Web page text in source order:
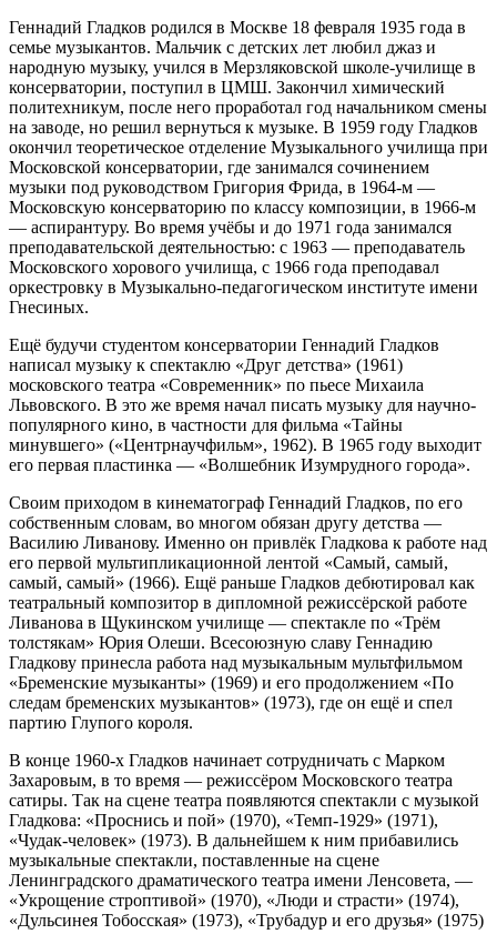
Геннадий Гладков родился в Москве 18 февраля 1935 года в
семье музыкантов. Мальчик с детских лет любил джаз и
народную музыку, учился в Мерзляковской школе-училище в
консерватории, поступил в ЦМШ. Закончил химический
политехникум, после него проработал год начальником смены
на заводе, но решил вернуться к музыке. В 1959 году Гладков
окончил теоретическое отделение Музыкального училища при
Московской консерватории, где занимался сочинением
музыки под руководством Григория Фрида, в 1964-м —
Московскую консерваторию по классу композиции, в 1966-м
— аспирантуру. Во время учёбы и до 1971 года занимался
преподавательской деятельностью: c 1963 — преподаватель
Московского хорового училища, c 1966 года преподавал
оркестровку в Музыкально-педагогическом институте имени
Гнесиных.
Ещё будучи студентом консерватории Геннадий Гладков
написал музыку к спектаклю «Друг детства» (1961)
московского театра «Современник» по пьесе Михаила
Львовского. В это же время начал писать музыку для научно-
популярного кино, в частности для фильма «Тайны
минувшего» («Центрнаучфильм», 1962). В 1965 году выходит
его первая пластинка — «Волшебник Изумрудного города».
Своим приходом в кинематограф Геннадий Гладков, по его
собственным словам, во многом обязан другу детства —
Василию Ливанову. Именно он привлёк Гладкова к работе над
его первой мультипликационной лентой «Самый, самый,
самый, самый» (1966). Ещё раньше Гладков дебютировал как
театральный композитор в дипломной режиссёрской работе
Ливанова в Щукинском училище — спектакле по «Трём
толстякам» Юрия Олеши. Всесоюзную славу Геннадию
Гладкову принесла работа над музыкальным мультфильмом
«Бременские музыканты» (1969) и его продолжением «По
следам бременских музыкантов» (1973), где он ещё и спел
партию Глупого короля.
В конце 1960-х Гладков начинает сотрудничать с Марком
Захаровым, в то время — режиссёром Московского театра
сатиры. Так на сцене театра появляются спектакли с музыкой
Гладкова: «Проснись и пой» (1970), «Темп-1929» (1971),
«Чудак-человек» (1973). В дальнейшем к ним прибавились
музыкальные спектакли, поставленные на сцене
Ленинградского драматического театра имени Ленсовета, —
«Укрощение строптивой» (1970), «Люди и страсти» (1974),
«Дульсинея Тобосская» (1973), «Трубадур и его друзья» (1975)